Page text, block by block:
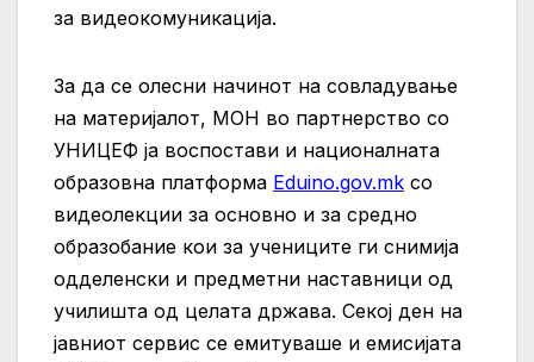
за видеокомуникација.
За да се олесни начинот на совладување
на материјалот, МОН во партнерство со
УНИЦЕФ ја воспостави и националната
образовна платформа Eduino.gov.mk со
видеолекции за основно и за средно
образобание кои за учениците ги снимија
одделенски и предметни наставници од
училишта од целата држава. Секој ден на
јавниот сервис се емитуваше и емисијата